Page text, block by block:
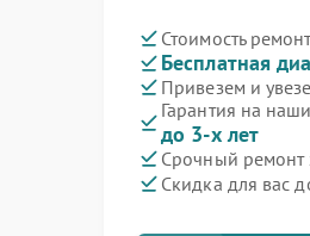
Стоимость
Бесплатная
Привезем и
Гарантия на
до 3-х лет
Срочный ремонт
Скидка для вас